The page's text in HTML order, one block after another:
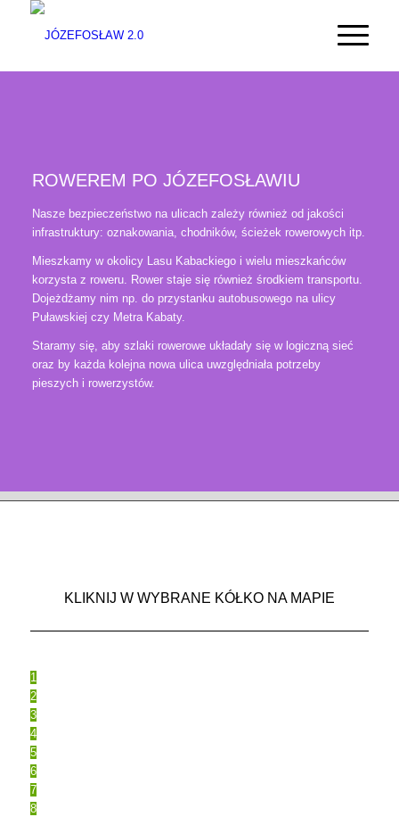
ROWEREM PO JÓZEFOSŁAWIU
Nasze bezpieczeństwo na ulicach zależy również od jakości
infrastruktury: oznakowania, chodników, ścieżek rowerowych itp.
Mieszkamy w okolicy Lasu Kabackiego i wielu mieszkańców
korzysta z roweru. Rower staje się również środkiem transportu.
Dojeżdżamy nim np. do przystanku autobusowego na ulicy
Puławskiej czy Metra Kabaty.
Staramy się, aby szlaki rowerowe układały się w logiczną sieć
oraz by każda kolejna nowa ulica uwzględniała potrzeby
pieszych i rowerzystów.
KLIKNIJ W WYBRANE KÓŁKO NA MAPIE
1
2
3
4
5
6
7
8